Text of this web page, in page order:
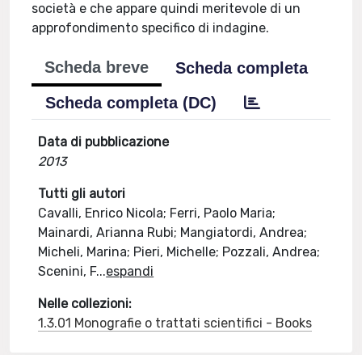
società e che appare quindi meritevole di un
approfondimento specifico di indagine.
Scheda breve
Scheda completa
Scheda completa (DC)
Data di pubblicazione
2013
Tutti gli autori
Cavalli, Enrico Nicola; Ferri, Paolo Maria;
Mainardi, Arianna Rubi; Mangiatordi, Andrea;
Micheli, Marina; Pieri, Michelle; Pozzali, Andrea;
Scenini, F...espandi
Nelle collezioni:
1.3.01 Monografie o trattati scientifici - Books